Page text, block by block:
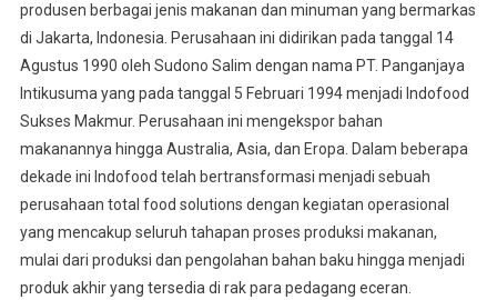
produsen berbagai jenis makanan dan minuman yang bermarkas
di Jakarta, Indonesia. Perusahaan ini didirikan pada tanggal 14
Agustus 1990 oleh Sudono Salim dengan nama PT. Panganjaya
Intikusuma yang pada tanggal 5 Februari 1994 menjadi Indofood
Sukses Makmur. Perusahaan ini mengekspor bahan
makanannya hingga Australia, Asia, dan Eropa. Dalam beberapa
dekade ini Indofood telah bertransformasi menjadi sebuah
perusahaan total food solutions dengan kegiatan operasional
yang mencakup seluruh tahapan proses produksi makanan,
mulai dari produksi dan pengolahan bahan baku hingga menjadi
produk akhir yang tersedia di rak para pedagang eceran.